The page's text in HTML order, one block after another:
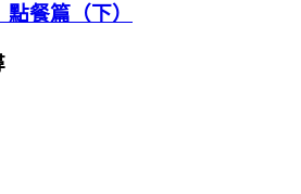
點餐篇（下）